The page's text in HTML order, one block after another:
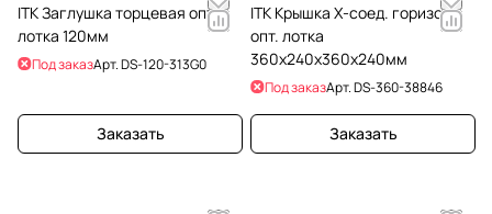
ITK Заглушка торцевая опт.
лотка 120мм
Под заказАрт.DS-120-313G0
Заказать
ITK Крышка Х-соед. горизонт.
опт. лотка
360х240х360х240мм
Под заказАрт.DS-360-38846
Заказать